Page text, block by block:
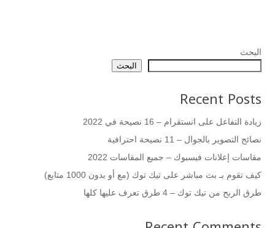
البحث
البحث
Recent Posts
زيادة التفاعل على انستقرام – 16 نصيحة في 2022
نصائح التصوير بالجوال – 11 نصيحة احترافية
مقاسات إعلانات فيسبوك – جميع المقاسات 2022
كيف تقوم بـ بث مباشر على تيك توك (مع أو بدون 1000 متابع)
طرق الربح من تيك توك – 4 طرق تعرف عليها كلها